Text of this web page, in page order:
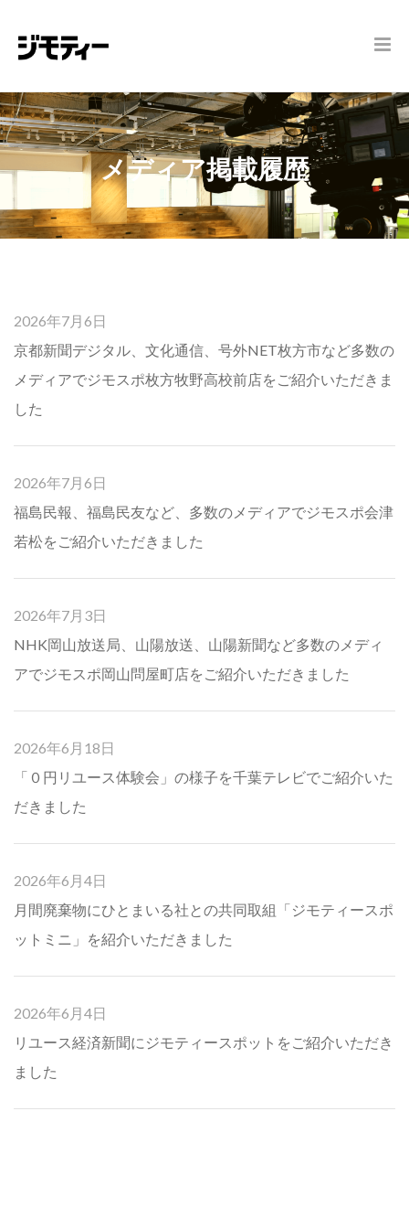
メディア掲載履歴
2026年7月6日
京都新聞デジタル、文化通信、号外NET枚方市など多数の
メディアでジモスポ枚方牧野高校前店をご紹介いただきま
した
2026年7月6日
福島民報、福島民友など、多数のメディアでジモスポ会津
若松をご紹介いただきました
2026年7月3日
NHK岡山放送局、山陽放送、山陽新聞など多数のメディ
アでジモスポ岡山問屋町店をご紹介いただきました
2026年6月18日
「０円リユース体験会」の様子を千葉テレビでご紹介いた
だきました
2026年6月4日
月間廃棄物にひとまいる社との共同取組「ジモティースポ
ットミニ」を紹介いただきました
2026年6月4日
リユース経済新聞にジモティースポットをご紹介いただき
ました